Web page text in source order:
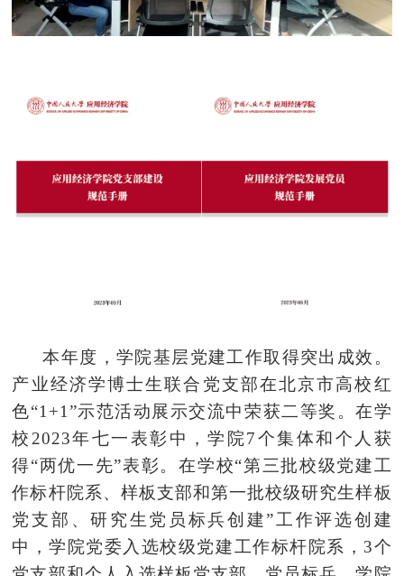
本年度，学院基层党建工作取得突出成效。
产业经济学博士生联合党支部在北京市高校红
色“1+1”示范活动展示交流中荣获二等奖。在学
校2023年七一表彰中，学院7个集体和个人获
得“两优一先”表彰。在学校“第三批校级党建工
作标杆院系、样板支部和第一批校级研究生样板
党支部、研究生党员标兵创建”工作评选创建
中，学院党委入选校级党建工作标杆院系，3个